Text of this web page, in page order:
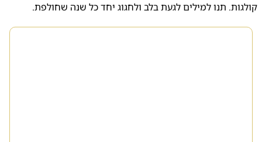
קולגות. תנו למילים לגעת בלב ולחגוג יחד כל שנה שחולפת.